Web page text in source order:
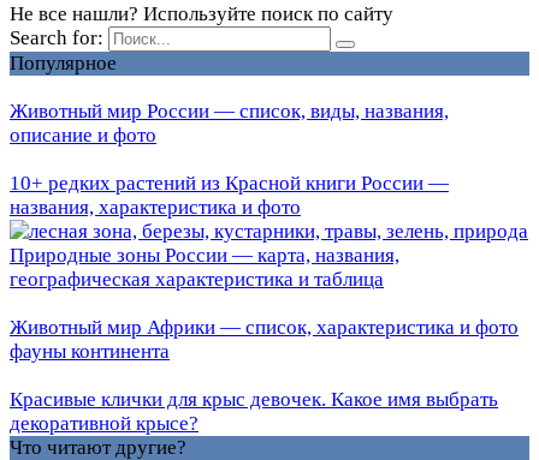
Не все нашли? Используйте поиск по сайту
Search for:
Популярное
Животный мир России — список, виды, названия,
описание и фото
10+ редких растений из Красной книги России —
названия, характеристика и фото
Природные зоны России — карта, названия,
географическая характеристика и таблица
Животный мир Африки — список, характеристика и фото
фауны континента
Красивые клички для крыс девочек. Какое имя выбрать
декоративной крысе?
Что читают другие?